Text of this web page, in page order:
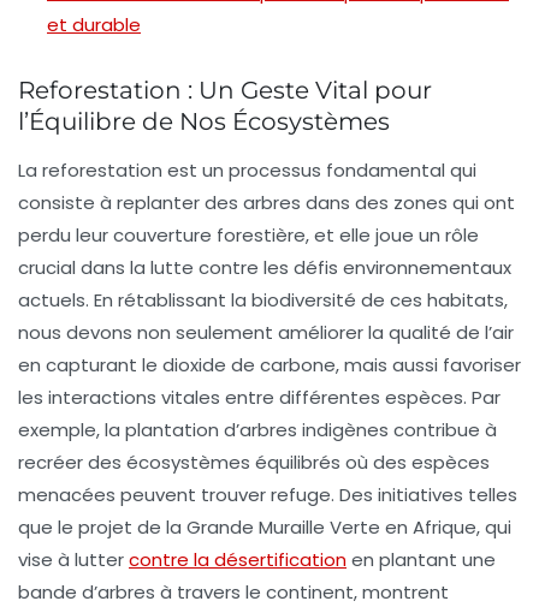
et durable
Reforestation : Un Geste Vital pour
l’Équilibre de Nos Écosystèmes
La reforestation est un processus fondamental qui
consiste à replanter des arbres dans des zones qui ont
perdu leur couverture forestière, et elle joue un rôle
crucial dans la lutte contre les défis environnementaux
actuels. En rétablissant la biodiversité de ces habitats,
nous devons non seulement améliorer la qualité de l’air
en capturant le dioxide de carbone, mais aussi favoriser
les interactions vitales entre différentes espèces. Par
exemple, la plantation d’arbres indigènes contribue à
recréer des écosystèmes équilibrés où des espèces
menacées peuvent trouver refuge. Des initiatives telles
que le projet de la Grande Muraille Verte en Afrique, qui
vise à luttercontre la désertificationen plantant une
bande d’arbres à travers le continent, montrent